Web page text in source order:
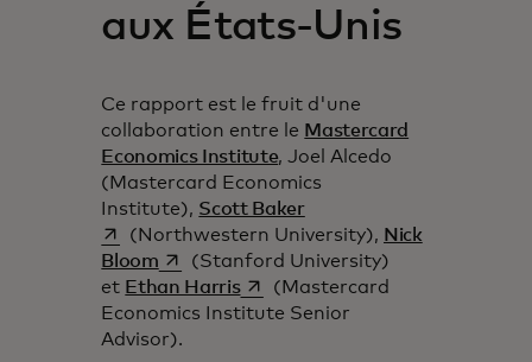
aux États-Unis
Ce rapport est le fruit d'une
collaboration entre le Mastercard
Economics Institute, Joel Alcedo
(Mastercard Economics
Institute), Scott Bakers’ouvre dans un nouvel
(Northwestern University), Nick
Blooms’ouvre dans un nouvel onglet
(Stanford University)
et Ethan Harriss’ouvre dans un nouvel onglet
(Mastercard
Economics Institute Senior
Advisor).